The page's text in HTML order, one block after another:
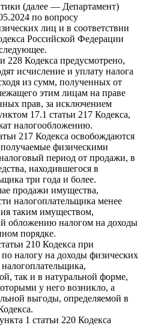
(далее — Департамент)
по вопросу
лиц и в соответствии
Российской Федерации
228 Кодекса предусмотрено,
исчисление и уплату налога
из сумм, полученных от
этим лицам на праве
прав, за исключением
17.1 статьи 217 Кодекса,
налогообложению.
217 Кодекса освобождаются
физическими
период от продажи, в
находившегося в
три года и более.
продажи имущества,
налогоплательщика менее
таким имуществом,
обложению налогом на доходы
порядке.
210 Кодекса при
налогу на доходы физических
так и в натуральной форме,
у него возникло, а
выгоды, определяемой в
1 статьи 220 Кодекса